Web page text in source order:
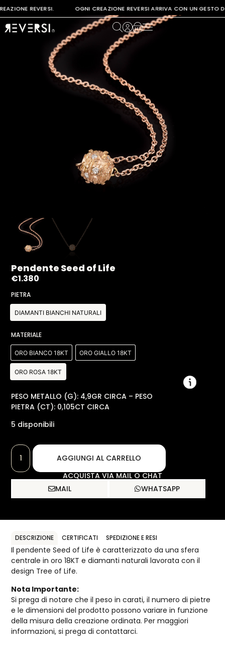
REVERSI. OGNI CREAZIONE REVERSI ARRIVA CON UN GESTO
Pendente Seed of Life
€1.380
PIETRA
DIAMANTI BIANCHI NATURALI
MATERIALE
ORO BIANCO 18KT ORO GIALLO 18KT
ORO ROSA 18KT
PESO METALLO (G): 4,9GR CIRCA – PESO
PIETRA (CT): 0,105CT CIRCA
5 disponibili
AGGIUNGI AL CARRELLO
ACQUISTA VIA MAIL O CHAT
MAIL
WHATSAPP
DESCRIZIONE CERTIFICATI SPEDIZIONE E RESI
Il pendente Seed of Life è caratterizzato da una sfera
centrale in oro 18KT e diamanti naturali lavorata con il
design Tree of Life.
Nota Importante:
Si prega di notare che il peso in carati, il numero di pietre
e le dimensioni del prodotto possono variare in funzione
della misura della creazione ordinata. Per maggiori
informazioni, si prega di contattarci.